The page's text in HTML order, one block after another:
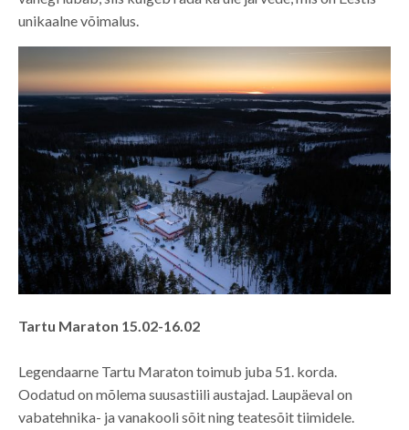
unikaalne võimalus.
Tartu Maraton 15.02-16.02
Legendaarne Tartu Maraton toimub juba 51. korda.
Oodatud on mõlema suusastiili austajad. Laupäeval on
vabatehnika- ja vanakooli sõit ning teatesõit tiimidele.